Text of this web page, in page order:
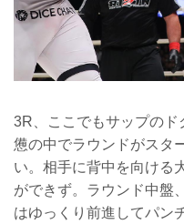
3R、ここでもサップのド
憊の中でラウンドがスタ
い。相手に背中を向ける
ができず。ラウンド中盤
はゆっくり前進してパン